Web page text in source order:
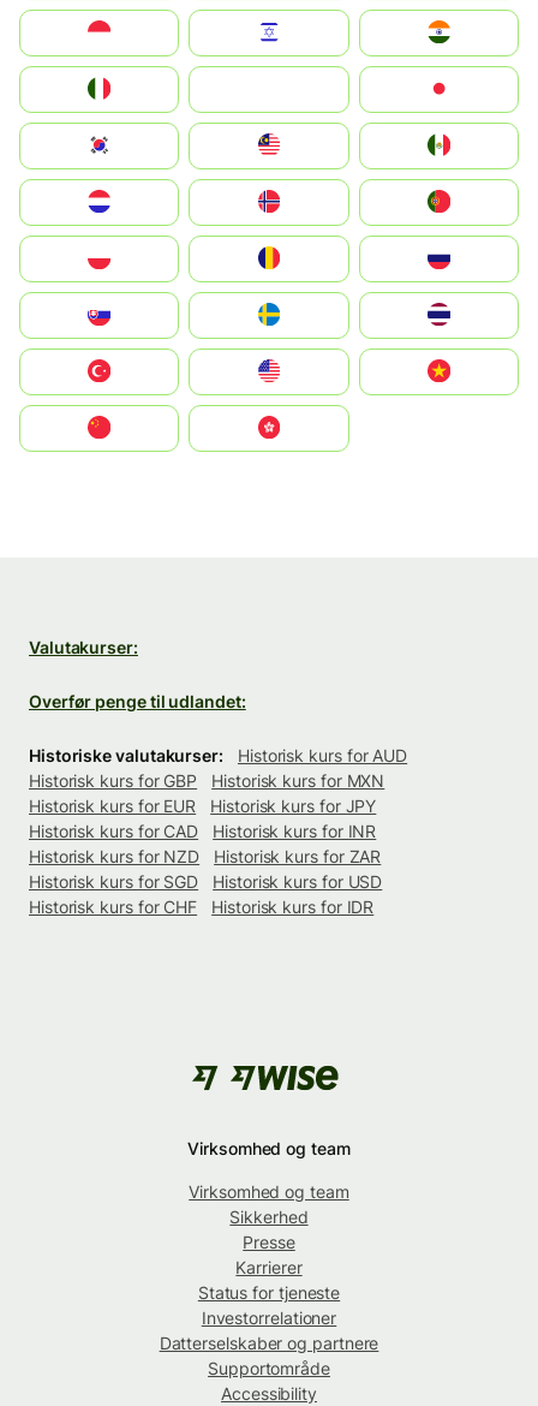
South Korea
United States
中國香港特別行政區
Valutakurser:
Overfør penge til udlandet:
Historiske valutakurser:
Historisk kurs for AUD
Historisk kurs for GBP
Historisk kurs for MXN
Historisk kurs for EUR
Historisk kurs for JPY
Historisk kurs for CAD
Historisk kurs for INR
Historisk kurs for NZD
Historisk kurs for ZAR
Historisk kurs for SGD
Historisk kurs for USD
Historisk kurs for CHF
Historisk kurs for IDR
Virksomhed og team
Virksomhed og team
Sikkerhed
Presse
Karrierer
Status for tjeneste
Investorrelationer
Datterselskaber og partnere
Supportområde
Accessibility